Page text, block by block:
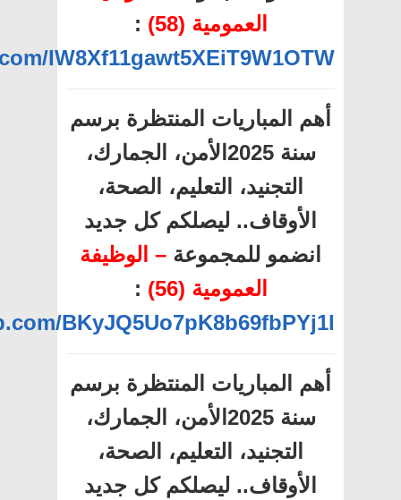
العمومية (58)
:
IW8Xf11gawt5XEiT9W1OTW
أهم المباريات المنتظرة برسم
سنة 2025الأمن، الجمارك،
التجنيد، التعليم، الصحة،
الأوقاف.. ليصلكم كل جديد
انضمو للمجموعة – الوظيفة
العمومية (56)
:
BKyJQ5Uo7pK8b69fbPYj1l
أهم المباريات المنتظرة برسم
سنة 2025الأمن، الجمارك،
التجنيد، التعليم، الصحة،
الأوقاف.. ليصلكم كل جديد